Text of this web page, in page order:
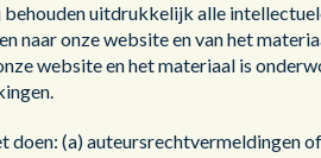
uitdrukkelijk alle
naar onze website en van het
website en het materiaal is
doen: (a) auteursrechtvermeldingen